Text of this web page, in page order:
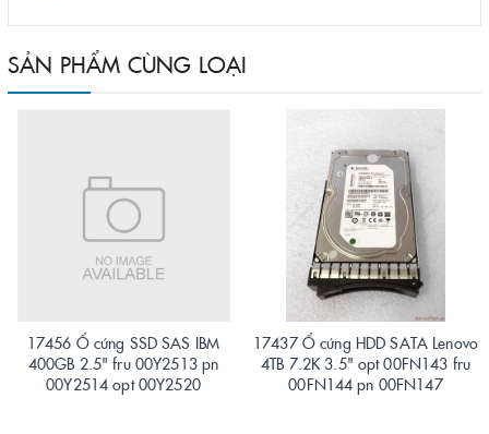
SẢN PHẨM CÙNG LOẠI
17456 Ổ cứng SSD SAS IBM
400GB 2.5" fru 00Y2513 pn
00Y2514 opt 00Y2520
17437 Ổ cứng HDD SATA Lenovo
4TB 7.2K 3.5" opt 00FN143 fru
00FN144 pn 00FN147